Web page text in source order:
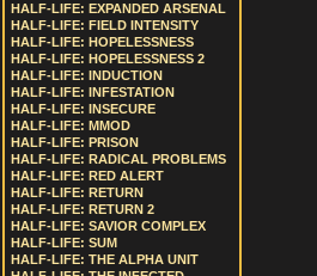
HALF-LIFE: EXPANDED ARSENAL
HALF-LIFE: FIELD INTENSITY
HALF-LIFE: HOPELESSNESS
HALF-LIFE: HOPELESSNESS 2
HALF-LIFE: INDUCTION
HALF-LIFE: INFESTATION
HALF-LIFE: INSECURE
HALF-LIFE: MMOD
HALF-LIFE: PRISON
HALF-LIFE: RADICAL PROBLEMS
HALF-LIFE: RED ALERT
HALF-LIFE: RETURN
HALF-LIFE: RETURN 2
HALF-LIFE: SAVIOR COMPLEX
HALF-LIFE: SUM
HALF-LIFE: THE ALPHA UNIT